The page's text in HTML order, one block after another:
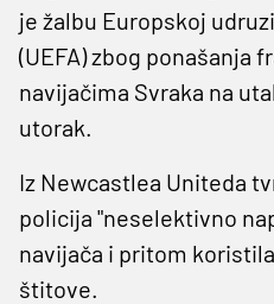
je žalbu Europskoj
(UEFA) zbog ponašanja
navijačima Svraka na
utorak.
Iz Newcastlea Uniteda
policija "neselektivno
navijača i pritom
štitove.